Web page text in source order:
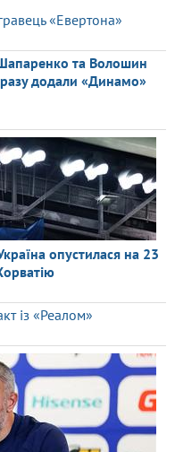
«Евертона»
та Волошин
додали «Динамо»
опустилася на 23
із «Реалом»